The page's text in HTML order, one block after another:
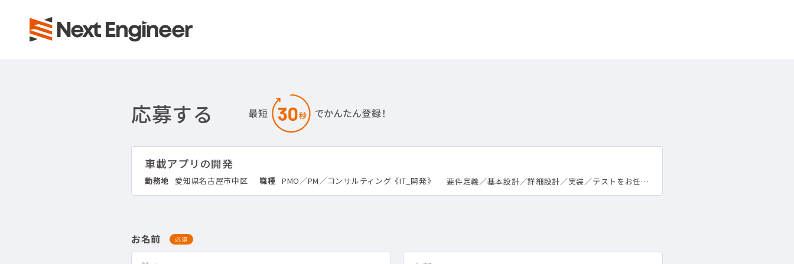
応募する
車載アプリの開発
勤務地 愛知県名古屋市中区 職種 PMO／PM／コンサルティング《IT_開発》 要件定義／基本設計／詳細設計／実装／テストをお任…
お名前 必須